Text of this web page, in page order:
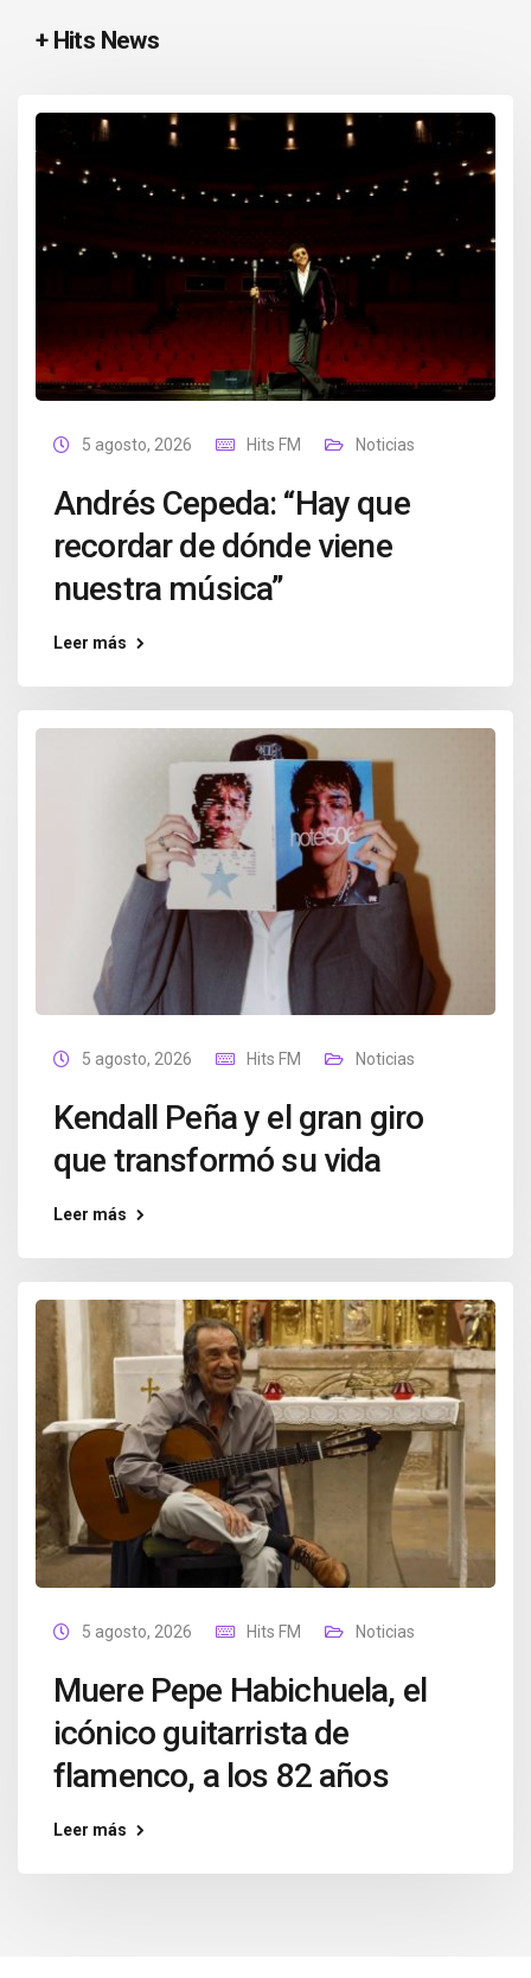
+ Hits News
5 agosto, 2026 Hits FM Noticias
Andrés Cepeda: “Hay que
recordar de dónde viene
nuestra música”
Leer más
5 agosto, 2026 Hits FM Noticias
Kendall Peña y el gran giro
que transformó su vida
Leer más
5 agosto, 2026 Hits FM Noticias
Muere Pepe Habichuela, el
icónico guitarrista de
flamenco, a los 82 años
Leer más